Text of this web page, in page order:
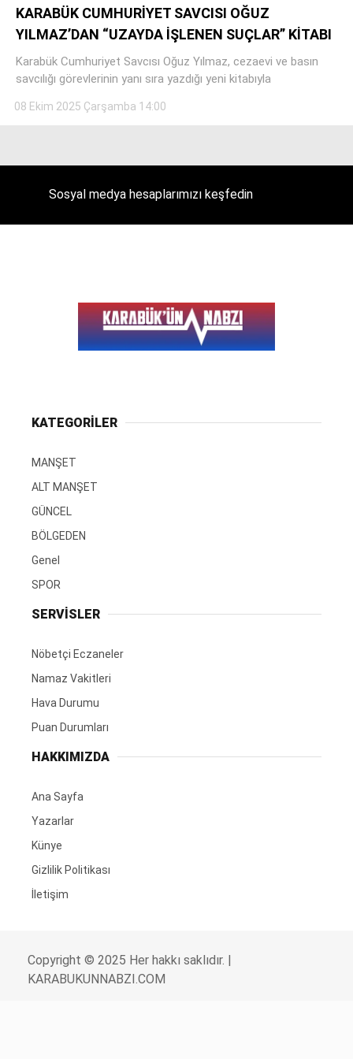
Facebook
Youtube
KARABÜK CUMHURİYET SAVCISI OĞUZ
YILMAZ’DAN “UZAYDA İŞLENEN SUÇLAR” KİTABI
Karabük Cumhuriyet Savcısı Oğuz Yılmaz, cezaevi ve basın
savcılığı görevlerinin yanı sıra yazdığı yeni kitabıyla
08 Ekim 2025 Çarşamba 14:00
Sosyal medya hesaplarımızı keşfedin
KATEGORİLER
MANŞET
ALT MANŞET
GÜNCEL
BÖLGEDEN
Genel
SPOR
SERVİSLER
Nöbetçi Eczaneler
Namaz Vakitleri
Hava Durumu
Puan Durumları
HAKKIMIZDA
Ana Sayfa
Yazarlar
Künye
Gizlilik Politikası
İletişim
Copyright © 2025 Her hakkı saklıdır. |
KARABUKUNNABZI.COM